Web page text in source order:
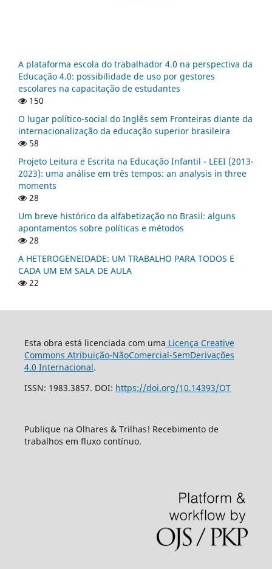
A plataforma escola do trabalhador 4.0 na perspectiva da
Educação 4.0: possibilidade de uso por gestores
escolares na capacitação de estudantes
150
O lugar político-social do Inglês sem Fronteiras diante da
internacionalização da educação superior brasileira
58
Projeto Leitura e Escrita na Educação Infantil - LEEI (2013-
2023): uma análise em três tempos: an analysis in three
moments
28
Um breve histórico da alfabetização no Brasil: alguns
apontamentos sobre políticas e métodos
28
A HETEROGENEIDADE: UM TRABALHO PARA TODOS E
CADA UM EM SALA DE AULA
22
Esta obra está licenciada com uma Licença Creative
Commons Atribuição-NãoComercial-SemDerivações
4.0 Internacional.
ISSN: 1983.3857. DOI: https://doi.org/10.14393/OT
Publique na Olhares & Trilhas! Recebimento de
trabalhos em fluxo contínuo.